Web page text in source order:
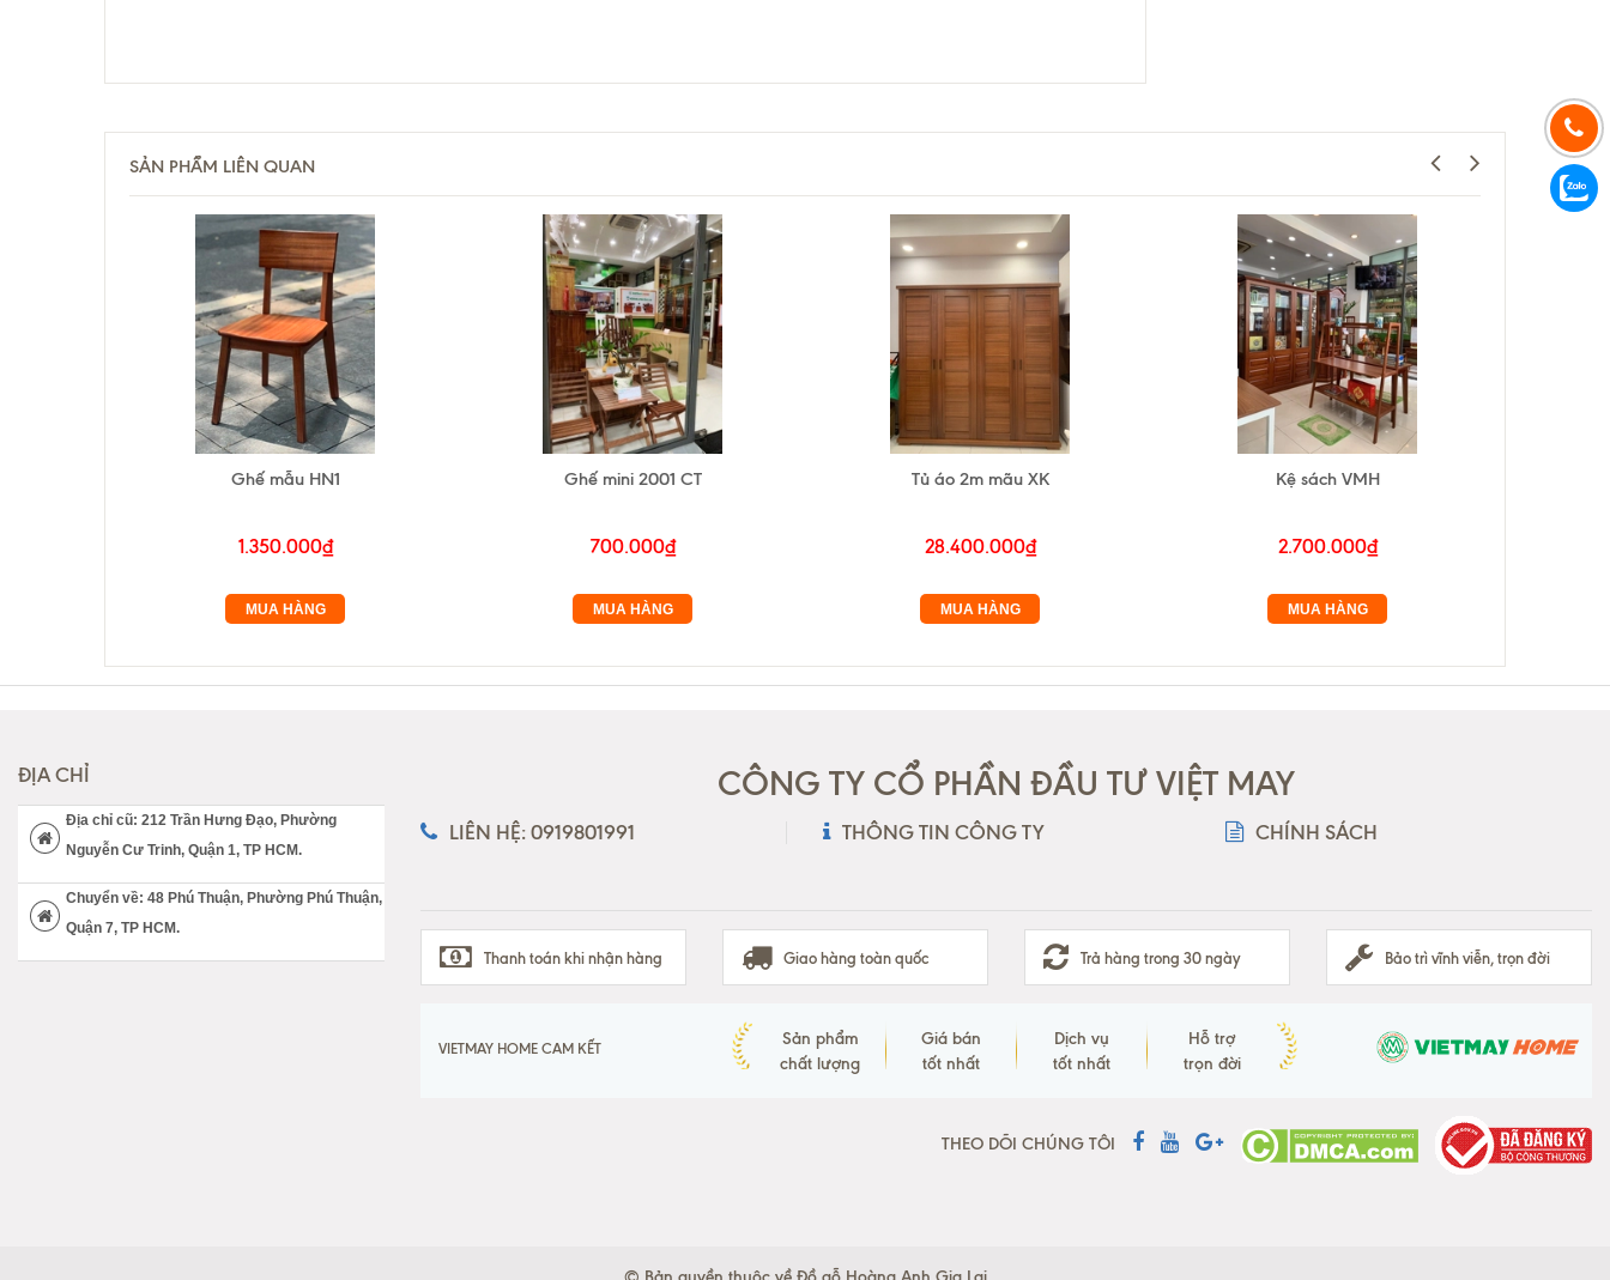
SẢN PHẨM LIÊN QUAN
Ghế mẫu HN1
1.350.000₫
MUA HÀNG
Ghế mini 2001 CT
700.000₫
MUA HÀNG
Tủ áo 2m mãu XK
28.400.000₫
MUA HÀNG
Kệ sách VMH
2.700.000₫
MUA HÀNG
ĐỊA CHỈ
Địa chỉ cũ: 212 Trần Hưng Đạo, Phường
Nguyễn Cư Trinh, Quận 1, TP HCM.
Chuyển về: 48 Phú Thuận, Phường Phú Thuận,
Quận 7, TP HCM.
CÔNG TY CỔ PHẦN ĐẦU TƯ VIỆT MAY
LIÊN HỆ: 0919801991 THÔNG TIN CÔNG TY CHÍNH SÁCH
Thanh toán khi nhận hàng Giao hàng toàn quốc Trả hàng trong 30 ngày Bảo trì vĩnh viễn, trọn đời
VIETMAY HOME CAM KẾT
Sản phẩm
chất lượng
Giá bán
tốt nhất
Dịch vụ
tốt nhất
Hỗ trợ
trọn đời
THEO DÕI CHÚNG TÔI